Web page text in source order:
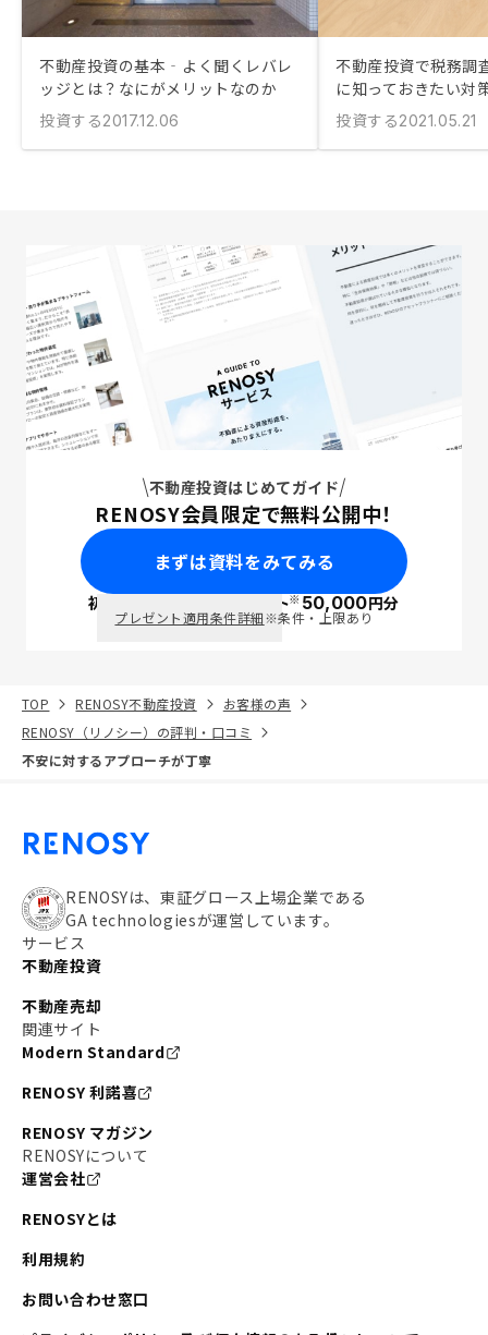
不動産投資の基本‐よく聞くレバレ
ッジとは？なにがメリットなのか
投資する2017.12.06
不動産投資で税務調
に知っておきたい対
投資する2021.05.21
不動産投資はじめてガイド
RENOSY会員限定で無料公開中！
まずは資料をみてみる
初回面談で ポイント※50,000円分
プレゼント適用条件詳細※条件・上限あり
TOP RENOSY不動産投資
お客様の声
RENOSY（リノシー）の評判・口コミ
不安に対するアプローチが丁寧
RENOSYは、東証グロース上場企業である
GA technologiesが運営しています。
サービス
不動産投資
不動産売却
関連サイト
Modern Standard
RENOSY 利諾喜
RENOSY マガジン
RENOSYについて
運営会社
RENOSYとは
利用規約
お問い合わせ窓口